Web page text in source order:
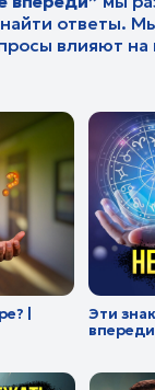
Эти знаки
впереди